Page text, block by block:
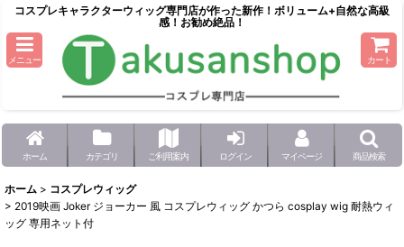
コスプレキャラクターウィッグ専門店が作った新作！ボリューム+自然な高級
感！お勧め絶品！
メニュー カート
ホーム カテゴリ ご利用案内 ログイン マイページ 商品検索
ホーム > コスプレウィッグ
> 2019映画 Joker ジョーカー 風 コスプレウィッグ かつら cosplay wig 耐熱ウィ
ッグ 専用ネット付